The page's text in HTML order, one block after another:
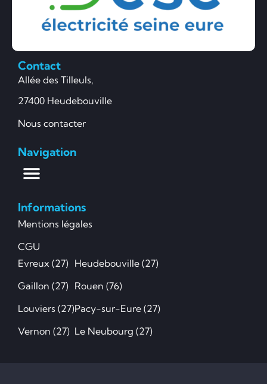
Contact
Allée des Tilleuls,
27400 Heudebouville
Nous contacter
Navigation
Informations
Mentions légales
CGU
Evreux (27)
Gaillon (27)
Louviers (27)
Vernon (27)
Heudebouville (27)
Rouen (76)
Pacy-sur-Eure (27)
Le Neubourg (27)